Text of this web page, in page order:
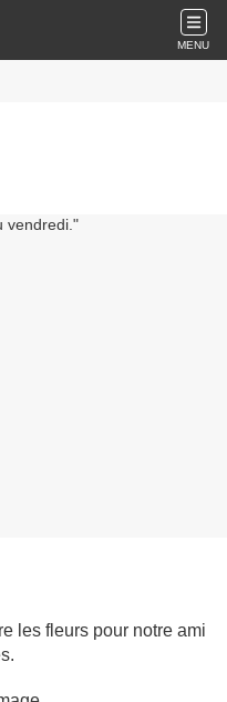
MENU
les fleurs pour notre ami